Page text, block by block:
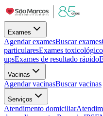
Exames
Agendar examesBuscar exames
particularesExames
upsExames de resultado rápido
Vacinas
Agendar vacinasBuscar vacinas
Serviços
Atendimento domiciliar